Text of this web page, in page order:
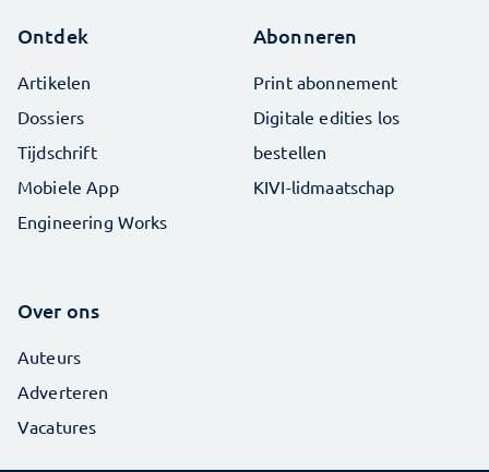
Ontdek
Artikelen
Dossiers
Tijdschrift
Mobiele App
Engineering Works
Abonneren
Print abonnement
Digitale edities los
bestellen
KIVI-lidmaatschap
Over ons
Auteurs
Adverteren
Vacatures